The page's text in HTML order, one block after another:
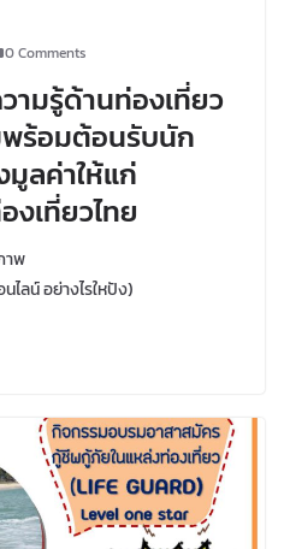
0 Comments
ามรู้ด้านท่องเที่ยว
พร้อมต้อนรับนัก
มูลค่าให้แก่
เที่ยวไทย
าพ
ลน์ อย่างไรใหปัง)